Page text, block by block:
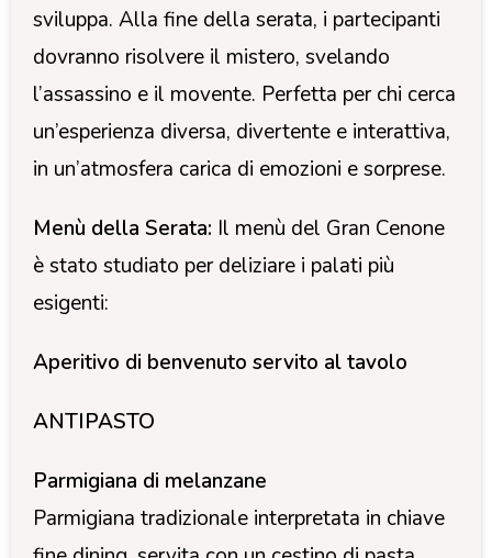
sviluppa. Alla fine della serata, i partecipanti
dovranno risolvere il mistero, svelando
l’assassino e il movente. Perfetta per chi cerca
un’esperienza diversa, divertente e interattiva,
in un’atmosfera carica di emozioni e sorprese.
Menù della Serata: Il menù del Gran Cenone
è stato studiato per deliziare i palati più
esigenti:
Aperitivo di benvenuto servito al tavolo
ANTIPASTO
Parmigiana di melanzane
Parmigiana tradizionale interpretata in chiave